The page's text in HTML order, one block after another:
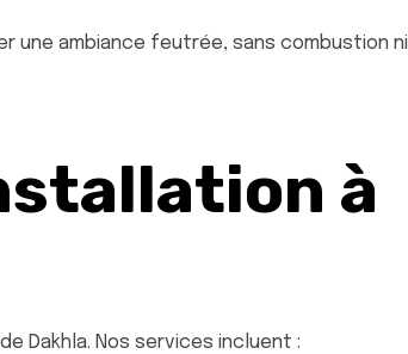
une ambiance feutrée, sans combustion ni
à
Dakhla. Nos services incluent :